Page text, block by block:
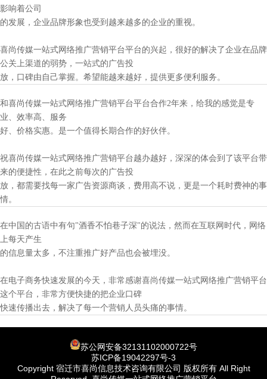
影响着公司
的发展，企业品牌形象也受到越来越多的企业的重视。
喜尚传媒一站式网络推广营销平台平台的兴起，很好的解决了企业在品牌
公关上渠道的弱势，一站式的广告投
放，口碑由自己掌握。希望能越来越好，提供更多便利服务。
和喜尚传媒一站式网络推广营销平台平台合作2年来，给我的感觉是专
业、效率高、服务
好、价格实惠。是一个值得长期合作的好伙伴。
祝喜尚传媒一站式网络推广营销平台越办越好，深深的体会到了该平台带
来的便捷性，在此之前每次的广告投
放，都需要找每一家广告资源商谈，费用高不说，更是一个耗时费神的事
情。
在中国的古语中有句"酒香不怕巷子深"的说法，然而在互联网时代，网络
上每天产生
的信息量太多，不注重推广好产品也会被埋没。
在电子商务快速发展的今天，非常感谢喜尚传媒一站式网络推广营销平台
这个平台，非常方便快捷的把企业口碑
快速传播出去，解决了每一个营销人员头痛的事情。
苏公网安备32131102000722号
苏ICP备19042297号-3
Copyright 宿迁市喜尚信息技术咨询有限公司 版权所有 All Right